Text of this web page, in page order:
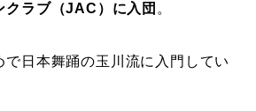
クラブ（JAC）に入団 。
で日本舞踊の玉川流に入門してい